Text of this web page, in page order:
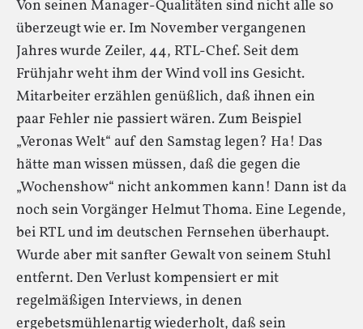
Von seinen Manager-Qualitäten sind nicht alle so
überzeugt wie er. Im November vergangenen
Jahres wurde Zeiler, 44, RTL-Chef. Seit dem
Frühjahr weht ihm der Wind voll ins Gesicht.
Mitarbeiter erzählen genüßlich, daß ihnen ein
paar Fehler nie passiert wären. Zum Beispiel
„Veronas Welt“ auf den Samstag legen? Ha! Das
hätte man wissen müssen, daß die gegen die
„Wochenshow“ nicht ankommen kann! Dann ist da
noch sein Vorgänger Helmut Thoma. Eine Legende,
bei RTL und im deutschen Fernsehen überhaupt.
Wurde aber mit sanfter Gewalt von seinem Stuhl
entfernt. Den Verlust kompensiert er mit
regelmäßigen Interviews, in denen
ergebetsmühlenartig wiederholt, daß sein